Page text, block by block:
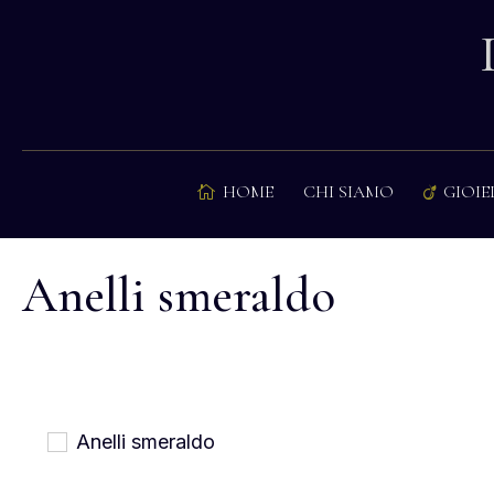
 HOME CHI SIAMO 
Anelli smeraldo
Anelli smeraldo